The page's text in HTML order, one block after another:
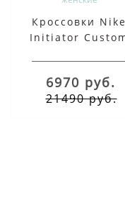
Кроссовки Nike
Initiator
6970 руб.
21490 руб.